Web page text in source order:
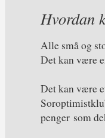
Hvordan
Alle små og
Det kan være
Det kan være
penger som